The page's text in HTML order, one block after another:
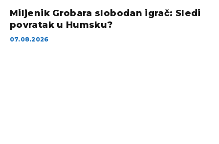
Miljenik Grobara slobodan igrač: Sledi
povratak u Humsku?
07.08.2026